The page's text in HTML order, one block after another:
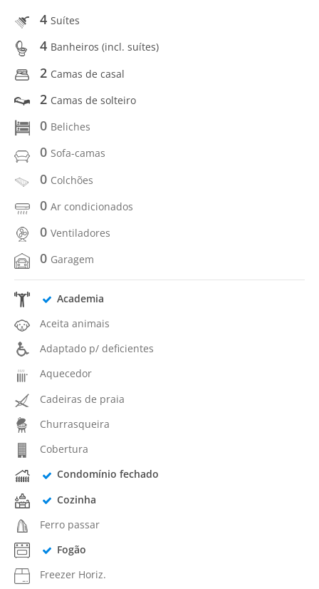
4 Suítes
4 Banheiros (incl. suítes)
2 Camas de casal
2 Camas de solteiro
0 Beliches
0 Sofa-camas
0 Colchões
0 Ar condicionados
0 Ventiladores
0 Garagem
Academia
Aceita animais
Adaptado p/ deficientes
Aquecedor
Cadeiras de praia
Churrasqueira
Cobertura
Condomínio fechado
Cozinha
Ferro passar
Fogão
Freezer Horiz.